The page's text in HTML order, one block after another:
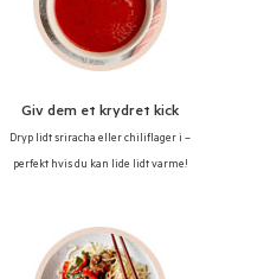
Giv dem et krydret kick
Dryp lidt sriracha eller chiliflager i –
perfekt hvis du kan lide lidt varme!